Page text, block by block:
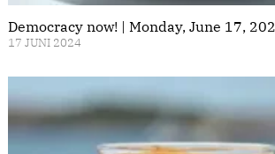
Democracy now! | Monday, June 17,
17 JUNI 2024